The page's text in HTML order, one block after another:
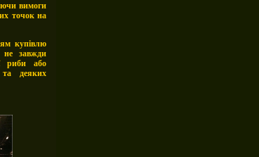
вимоги
точок на
купівлю
не завжди
риби або
та деяких